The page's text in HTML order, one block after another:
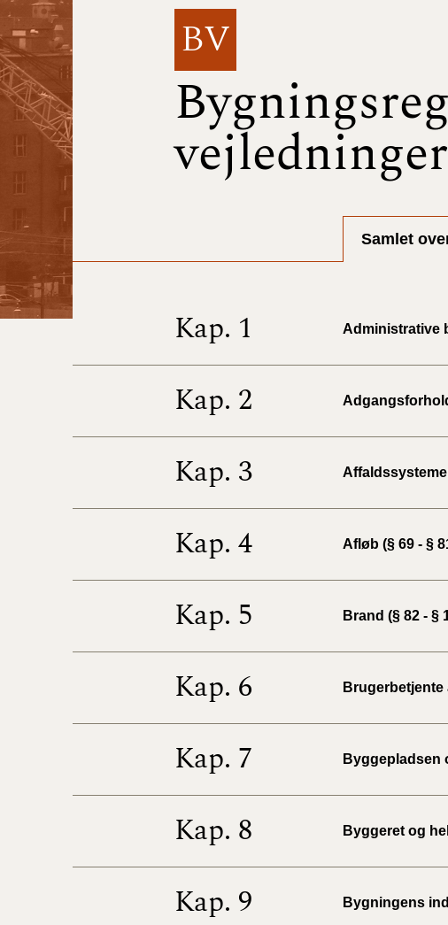
BV
vejledninger
Samlet
Kap. 1 Administrative
Kap. 2
Kap. 3
Kap. 4 Afløb (§ 69 - §
Kap. 5 Brand (§ 82 - §
Kap. 6 Brugerbetjente
Kap. 7 Byggepladsen
Kap. 8 Byggeret og
Kap. 9 Bygningens